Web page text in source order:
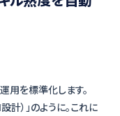
用を標準化します。
計）」のように。これに